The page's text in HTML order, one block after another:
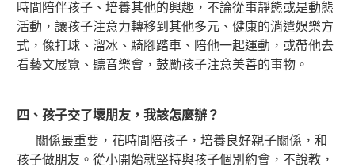
時間陪伴孩子、培養其他的興趣，不論從事靜態或是動態
活動，讓孩子注意力轉移到其他多元、健康的消遣娛樂方
式，像打球、溜冰、騎腳踏車、陪他一起運動，或帶他去
看藝文展覽、聽音樂會，鼓勵孩子注意美善的事物。
四、孩子交了壞朋友，我該怎麼辦？
關係最重要，花時間陪孩子，培養良好親子關係，和
孩子做朋友。從小開始就堅持與孩子個別約會，不說教，